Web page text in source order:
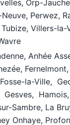
Orp-
Perwez,
Villers-la-
Anhée
la-Ville,
Gesves,
Sambre, La
Onhaye,